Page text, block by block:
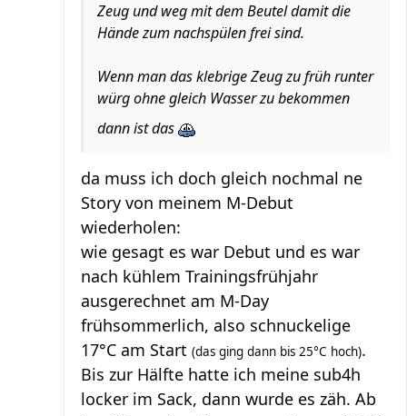
Zeug und weg mit dem Beutel damit die
Hände zum nachspülen frei sind.
Wenn man das klebrige Zeug zu früh runter
würg ohne gleich Wasser zu bekommen
dann ist das
da muss ich doch gleich nochmal ne
Story von meinem M-Debut
wiederholen:
wie gesagt es war Debut und es war
nach kühlem Trainingsfrühjahr
ausgerechnet am M-Day
frühsommerlich, also schnuckelige
17°C am Start (das ging dann bis 25°C hoch).
Bis zur Hälfte hatte ich meine sub4h
locker im Sack, dann wurde es zäh. Ab